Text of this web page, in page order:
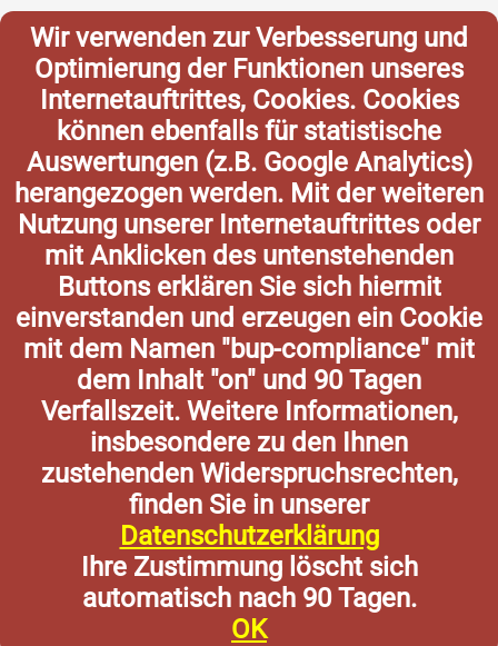
Wir verwenden zur Verbesserung und
Optimierung der Funktionen unseres
Internetauftrittes, Cookies. Cookies
können ebenfalls für statistische
Auswertungen (z.B. Google Analytics)
herangezogen werden. Mit der weiteren
Nutzung unserer Internetauftrittes oder
mit Anklicken des untenstehenden
Buttons erklären Sie sich hiermit
einverstanden und erzeugen ein Cookie
mit dem Namen "bup-compliance" mit
dem Inhalt "on" und 90 Tagen
Verfallszeit. Weitere Informationen,
insbesondere zu den Ihnen
zustehenden Widerspruchsrechten,
finden Sie in unserer
Datenschutzerklärung
Ihre Zustimmung löscht sich
automatisch nach 90 Tagen.
OK